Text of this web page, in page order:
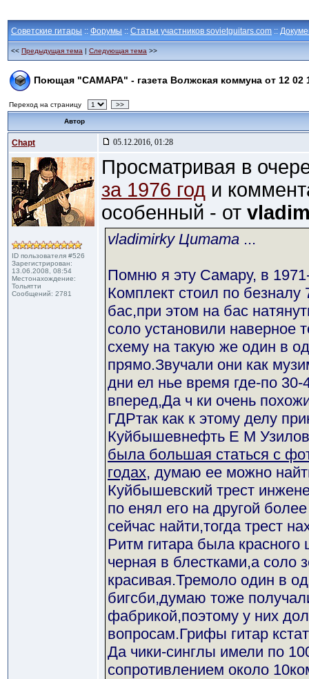
Советские гитары :: Форумы :: Статьи участников sovietguitars.com ::
<< Предыдущая тема | Следующая тема >>
Поющая "САМАРА" - газета Волжская коммуна от 12 02
Переход на страницу >>
Автор
Chapt 05.12.2016, 01:28
ID пользователя #526
Зарегистрирован:
13.06.2008, 08:54
Местонахождение:
Тольятти
Сообщений: 2781
Просматривая в
за 1976 год и
особенный - от
vladimirky Цитата ...
Помню я эту Самару, в
Комплект стоил по
бас,при этом на бас
соло установили наверное
схему на такую же один в
прямо.Звучали они как
дни ел нье время где-по
вперед,Да ч ки очень
ГДРтак как к этому делу
Куйбышевнефть Е М
была большая статься с
годах, думаю ее можно
Куйбышевский трест
по енял его на другой
сейчас найти,тогда трест
Ритм гитара была красного
черная в блестками,а соло
красивая.Тремоло один в
бигсби,думаю тоже
фабрикой,поэтому у них
вопросам.Грифы гитар
Да чики-синглы имели по
сопротивлением около